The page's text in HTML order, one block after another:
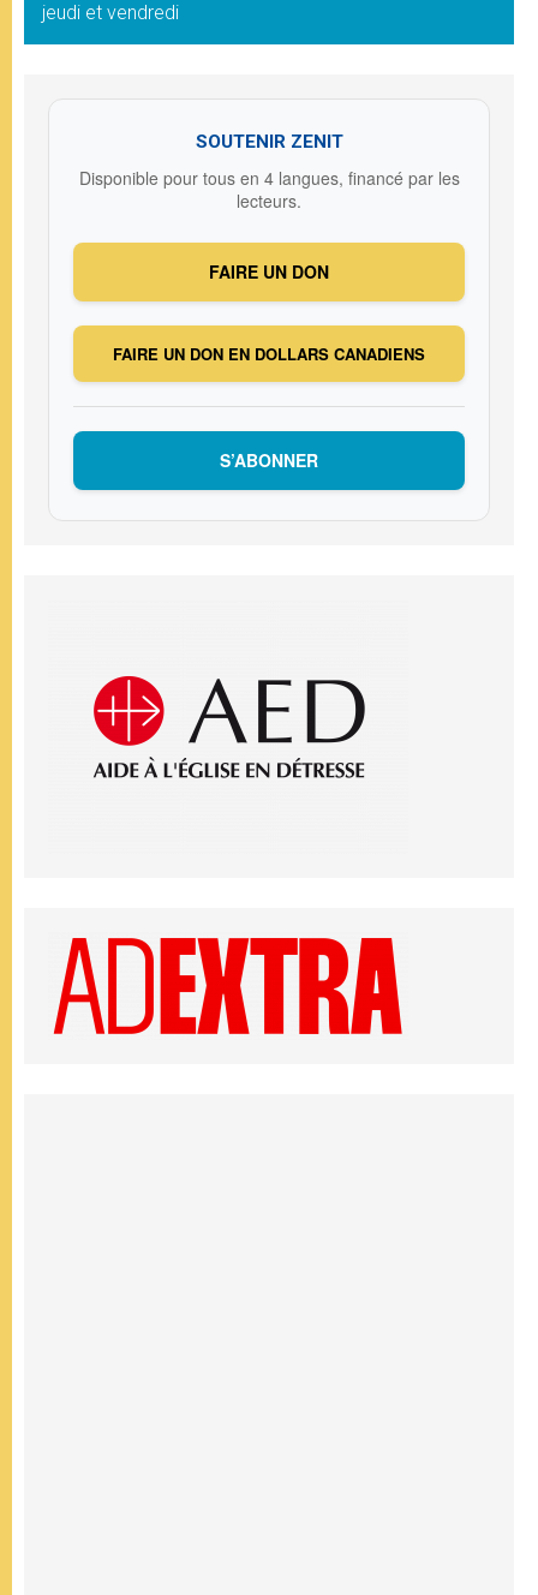
jeudi et vendredi
SOUTENIR ZENIT
Disponible pour tous en 4 langues, financé par les
lecteurs.
FAIRE UN DON
FAIRE UN DON EN DOLLARS CANADIENS
S’ABONNER